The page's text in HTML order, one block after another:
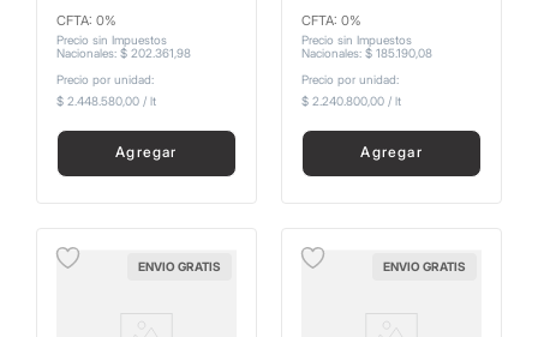
CFTA: 0%
Precio sin Impuestos
Nacionales: $ 202 361 98
Precio por unidad:
$ 2.448.580,00/ lt
Agregar
CFTA: 0%
Precio sin Impuestos
Nacionales: $ 18519008
Precio por unidad:
$ 2.240.800,00 / lt
Agregar
ENVIO GRATIS ENVIO GRATIS